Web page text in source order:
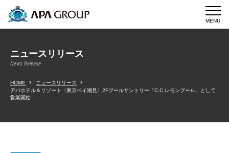
MENU
ニュースリリース
News Release
HOME
ニュースリリース
アパホテル＆リゾート〈東京ベイ潮見〉2Fプールサントリー「C.C.レモンプール」として
営業開始